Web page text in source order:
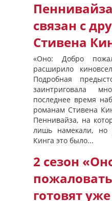
связан с
Стивена
«Оно: Добро
расширило
Подробная
заинтриговала
последнее время
романам Стивена
Пеннивайза, на
лишь намекали, но
Кинга это было...
2 сезон
готовят